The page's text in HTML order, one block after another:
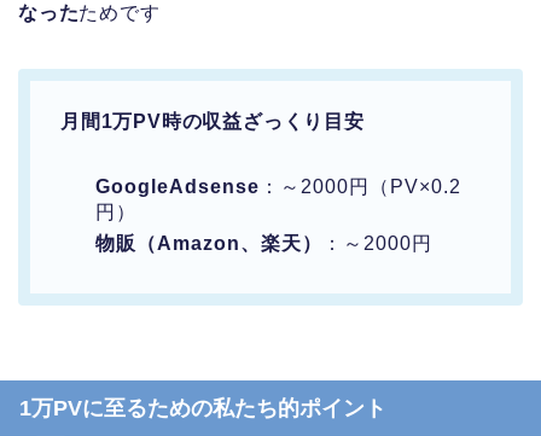
なったためです
月間1万PV時の収益ざっくり目安
GoogleAdsense ：～2000円（PV×0.2
円）
物販（Amazon、楽天）
：～2000円
1万PVに至るための私たち的ポイント